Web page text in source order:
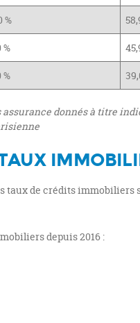
%
%
%
donnés à titre
de crédits immobiliers
depuis 2016 :